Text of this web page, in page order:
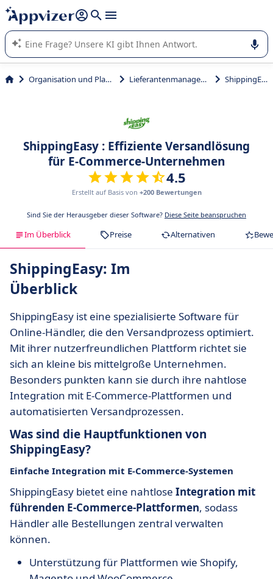
beantworten (mehrere Zeilen mit
Die KI von Appvizer führt Sie bei der Nutzung oder Auswahl
von SaaS-Software in Unternehmen.
Organisation und Planung Lieferantenmanagement ShippingEasy
ShippingEasy : Effiziente Versandlösung
für E-Commerce-Unternehmen
4.5
Erstellt auf Basis von +200 Bewertungen
Sind Sie der Herausgeber dieser Software? Diese Seite beanspruchen
Im Überblick Preise Alternativen
ShippingEasy: Im
Überblick
ShippingEasy ist eine spezialisierte Software für
Online-Händler, die den Versandprozess optimiert.
Mit ihrer nutzerfreundlichen Plattform richtet sie
sich an kleine bis mittelgroße Unternehmen.
Besonders punkten kann sie durch ihre nahtlose
Integration mit E-Commerce-Plattformen und
automatisierten Versandprozessen.
Was sind die Hauptfunktionen von
ShippingEasy?
Einfache Integration mit E-Commerce-Systemen
ShippingEasy bietet eine nahtlose Integration mit
führenden E-Commerce-Plattformen, sodass
Händler alle Bestellungen zentral verwalten
können.
Unterstützung für Plattformen wie Shopify,